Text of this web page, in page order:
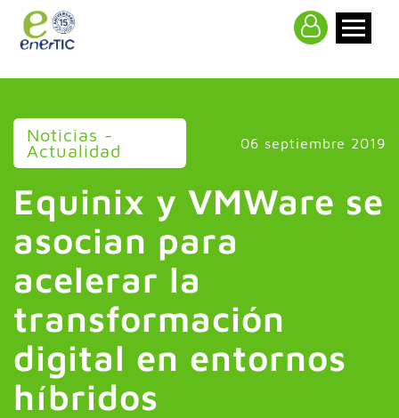
Noticias -
Actualidad 06 septiembre 2019
Equinix y VMWare se
asocian para
acelerar la
transformación
digital en entornos
híbridos